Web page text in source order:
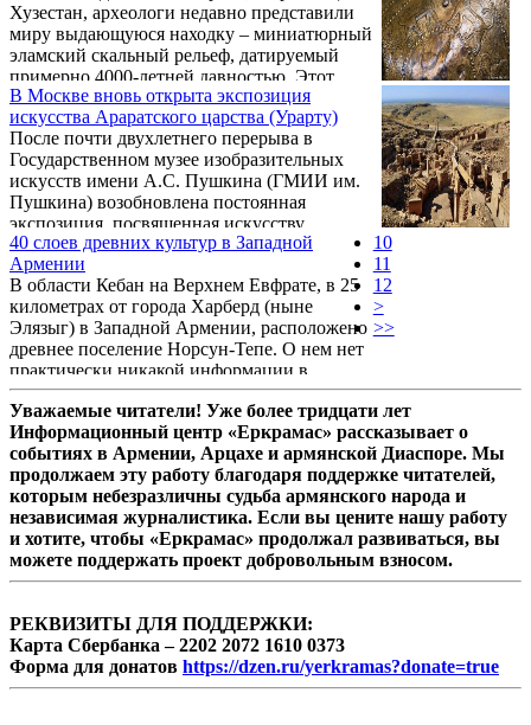
Хузестан, археологи недавно представили
миру выдающуюся находку – миниатюрный
эламский скальный рельеф, датируемый
примерно 4000-летней давностью. Этот
артефакт, обнаруженный в районе города
Изе, считается самым маленьким из
известных эламских барельефов, его
ширина составляет всего около 26
сантиметров, что сравнимо с размером
человеческой ладони.
В Москве вновь открыта экспозиция
искусства Араратского царства (Урарту)
После почти двухлетнего перерыва в
Государственном музее изобразительных
искусств имени А.С. Пушкина (ГМИИ им.
Пушкина) возобновлена постоянная
экспозиция, посвященная искусству
древнего государства Урарту (Араратское
царство). Уникальные артефакты из
крепостей Эребуни и Тейшебаини, символы
великой цивилизации IX–VII веков до н.э.,
вернулись в зал искусства Древнего
Ближнего Востока. Это событие стало
возможным благодаря масштабной
реставрации, которая позволила не только
сохранить, но и раскрыть ...
40 cлоев древних культур в Западной
Армении
В области Кебан на Верхнем Евфрате, в 25
километрах от города Харберд (ныне
Элязыг) в Западной Армении, расположено
древнее поселение Норсун-Тепе. О нем нет
практически никакой информации в
интернете, лишь то, что холм, на котором
возведен Норсун-Тепе, был затоплен при
постройке водохранилища.
10
11
12
>
>>
Уважаемые читатели! Уже более тридцати лет
Информационный центр «Еркрамас» рассказывает о
событиях в Армении, Арцахе и армянской Диаспоре. Мы
продолжаем эту работу благодаря поддержке читателей,
которым небезразличны судьба армянского народа и
независимая журналистика. Если вы цените нашу работу
и хотите, чтобы «Еркрамас» продолжал развиваться, вы
можете поддержать проект добровольным взносом.
РЕКВИЗИТЫ ДЛЯ ПОДДЕРЖКИ:
Карта Сбербанка – 2202 2072 1610 0373
Форма для донатов https://dzen.ru/yerkramas?donate=true